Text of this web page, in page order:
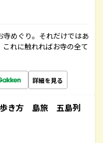
めぐり。それだけではあ
れに触れればお寺の全て
詳細を見る
き方 島旅 五島列